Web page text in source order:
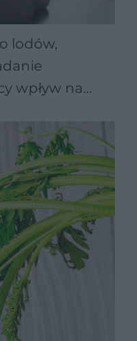
lodów,
wpływ na